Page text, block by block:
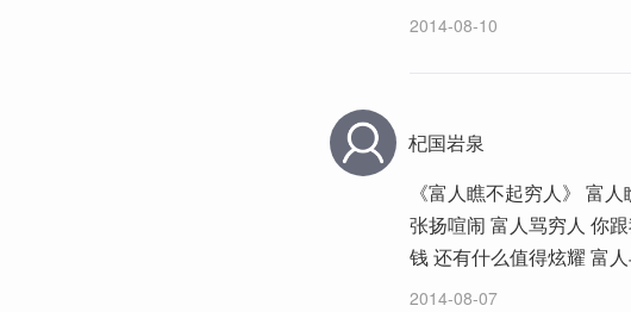
2014-08-10
杞国岩泉
《富人瞧不起穷人》 富
张扬喧闹 富人骂穷人 你
钱 还有什么值得炫耀 富
2014-08-07